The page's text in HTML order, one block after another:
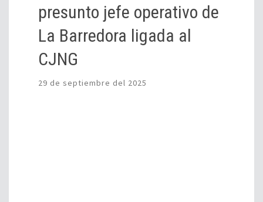
presunto jefe operativo de
La Barredora ligada al
CJNG
29 de septiembre del 2025